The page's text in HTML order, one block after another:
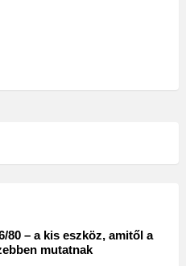
80 – a kis eszköz, amitől a
mutatnak